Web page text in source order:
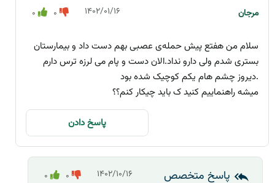
۱۴۰۲/۰۱/۱۶ مرجان 0 0
سلام من هفتع پیش حمله‌ی عصبی بهم دست داد و بیمارستان
بستری شدم ولی دارو نداد.الان دست و پام می لرزه ترس دارم
.دیروز چشم هام یکم کوچیک شده بود
میشه راهنماییم کنید ک باید چیکار کنم؟؟
پاسخ دادن
۱۴۰۲/۱۰/۱۶ 0 0